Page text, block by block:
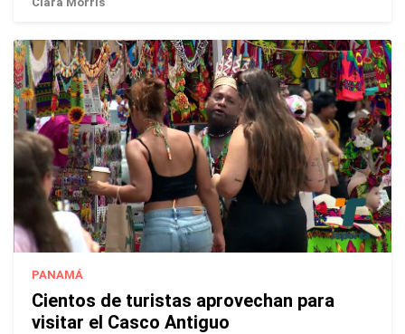
PANAMÁ
Cientos de turistas aprovechan para
visitar el Casco Antiguo